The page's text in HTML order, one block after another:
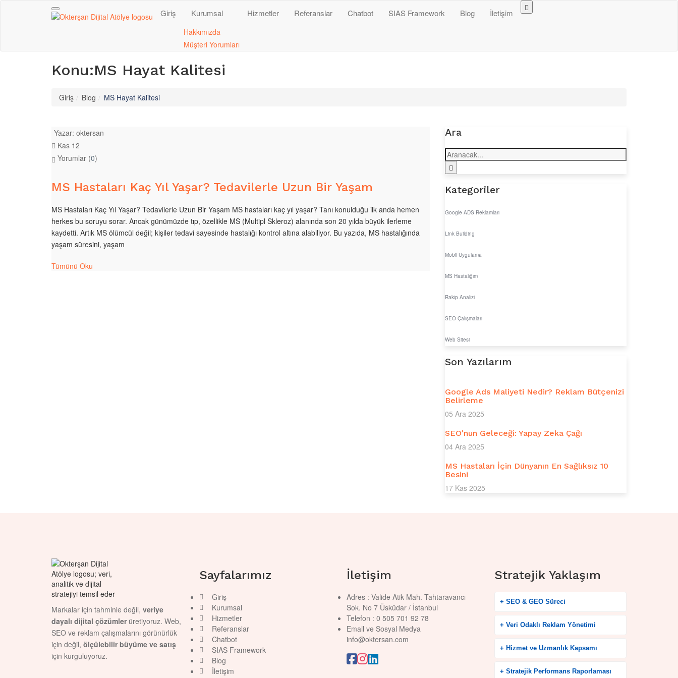
Toggle navigation Giriş Kurumsal
Hakkımızda
Müşteri Yorumları
Hizmetler Referanslar Chatbot SIAS Framework Blog İletişim
Konu:MS Hayat Kalitesi
Giriş Blog MS Hayat Kalitesi
Yazar: oktersan
Kas 12
Yorumlar (0)
MS Hastaları Kaç Yıl Yaşar? Tedavilerle Uzun Bir Yaşam
MS Hastaları Kaç Yıl Yaşar? Tedavilerle Uzun Bir Yaşam MS hastaları kaç yıl yaşar? Tanı konulduğu ilk anda hemen
herkes bu soruyu sorar. Ancak günümüzde tıp, özellikle MS (Multipl Skleroz) alanında son 20 yılda büyük ilerleme
kaydetti. Artık MS ölümcül değil; kişiler tedavi sayesinde hastalığı kontrol altına alabiliyor. Bu yazıda, MS hastalığında
yaşam süresini, yaşam
Tümünü Oku
Ara
Kategoriler
Google ADS Reklamları
Link Building
Mobil Uygulama
MS Hastalığım
Rakip Analizi
SEO Çalışmaları
Web Sitesi
Son Yazılarım
Google Ads Maliyeti Nedir? Reklam Bütçenizi
Belirleme
05 Ara 2025
SEO'nun Geleceği: Yapay Zeka Çağı
04 Ara 2025
MS Hastaları İçin Dünyanın En Sağlıksız 10
Besini
17 Kas 2025
Markalar için tahminle değil, veriye
dayalı dijital çözümlerüretiyoruz. Web,
SEO ve reklam çalışmalarını görünürlük
için değil, ölçülebilir büyüme ve satış
için kurguluyoruz.
Sayfalarımız
Giriş
Kurumsal
Hizmetler
Referanslar
Chatbot
SIAS Framework
Blog
İletişim
İletişim
Adres : Valide Atik Mah. Tahtaravancı
Sok. No 7 Üsküdar / İstanbul
Telefon : 0 505 701 92 78
Email ve Sosyal Medya
info@oktersan.com
Stratejik Yaklaşım
+ SEO & GEO Süreci
+ Veri Odaklı Reklam Yönetimi
+ Hizmet ve Uzmanlık Kapsamı
+ Stratejik Performans Raporlaması